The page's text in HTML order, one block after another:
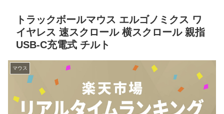
トラックボールマウス エルゴノミクス ワ
イヤレス 速スクロール 横スクロール 親指
USB-C充電式 チルト
マウス